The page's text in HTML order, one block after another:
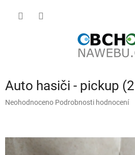
Auto hasiči - pickup
Průměrné
0,0
Neohodnoceno Podrobnosti hodnocení